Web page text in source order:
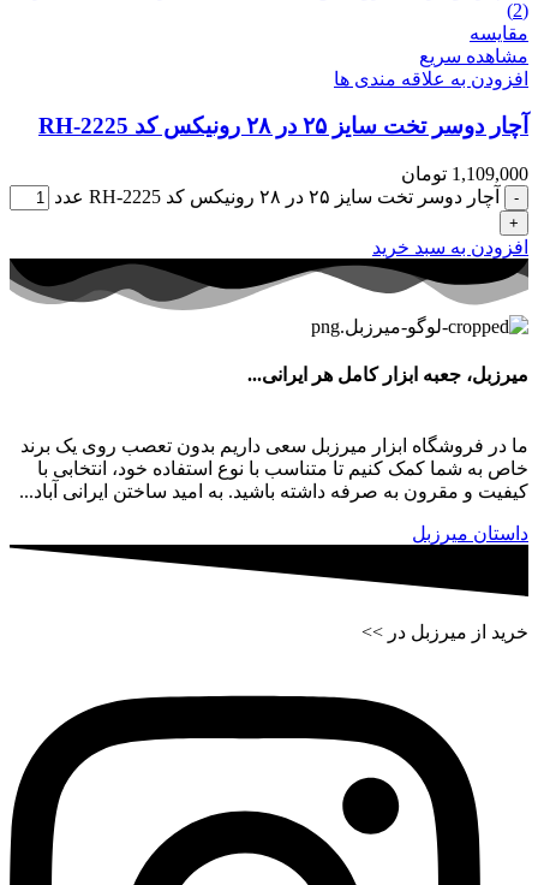
مقایسه
مشاهده سریع
افزودن به علاقه مندی ها
آچار دوسر تخت سایز ۲۵ در ۲۸ رونیکس کد RH-2225
1,109,000 تومان
آچار دوسر تخت سایز ۲۵ در ۲۸ رونیکس کد RH-2225 عدد
افزودن به سبد خرید
میرزبل، جعبه ابزار کامل هر ایرانی...
ما در فروشگاه ابزار میرزبل سعی داریم بدون تعصب روی یک برند
خاص به شما کمک کنیم تا متناسب با نوع استفاده خود، انتخابی با
کیفیت و مقرون به صرفه داشته باشید. به امید ساختن ایرانی آباد...
داستان میرزبل
خرید از میرزبل در >>